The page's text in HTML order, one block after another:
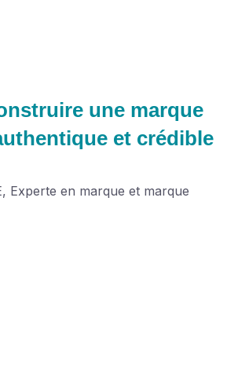
une marque
et crédible
Experte en marque et marque